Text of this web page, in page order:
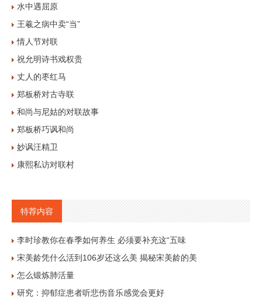
水中遇屈原
王羲之病中卖“当”
情人节对联
祝允明诗书戏权贵
丈人的枣红马
郑板桥对古寺联
和尚与尼姑的对联故事
郑板桥巧讽和尚
妙讽汪精卫
康熙私访对联村
特荐内容
李时珍教你在春季如何养生 必须要补充这“五味
宋美龄凭什么活到106岁还这么美 揭秘宋美龄的美
怎么锻炼肺活量
研究：抑郁症患者听悲伤音乐感觉会更好